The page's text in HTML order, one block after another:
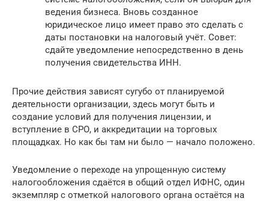
ведения бизнеса. Вновь созданное
юридическое лицо имеет право это сделать с
даты постановки на налоговый учёт. Совет:
сдайте уведомление непосредственно в день
получения свидетельства ИНН.
Прочие действия зависят сугубо от планируемой
деятельности организации, здесь могут быть и
создание условий для получения лицензии, и
вступление в СРО, и аккредитации на торговых
площадках. Но как бы там ни было — начало положено.
Уведомление о переходе на упрощенную систему
налогообложения сдаётся в общий отдел ИФНС, один
экземпляр с отметкой налогового органа остаётся на